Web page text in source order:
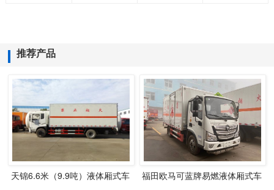
推荐产品
天锦6.6米（9.9吨）液体厢式车 福田欧马可蓝牌易燃液体厢式车